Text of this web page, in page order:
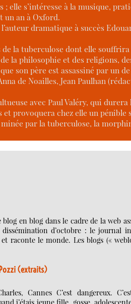
elle s’intéresse à la musique,
un an à Oxford.
dramatique à succès
de la tuberculose dont elle
la philosophie et des religions,
que son père est assassiné par un
de Noailles, Jean Paulhan
avec Paul Valéry, qui
et provoquera chez elle un
par la tuberculose, la
en blog dans le cadre de la web
d’octobre : le journal
raconte le monde. Les blogs («
Pozzi (extraits)
Cannes C’est dangereux.